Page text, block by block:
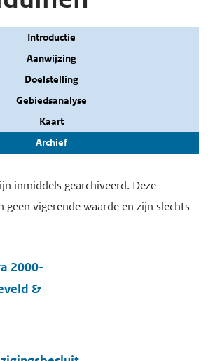
Introductie
Aanwijzing
Doelstelling
Gebiedsanalyse
Kaart
Archief
inmiddels gearchiveerd. Deze
geen vigerende waarde en zijn slechts
2000-
&